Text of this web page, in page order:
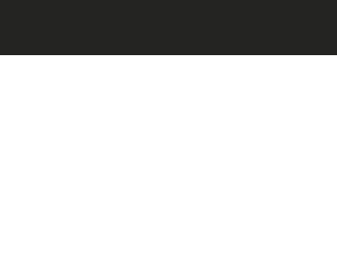
content